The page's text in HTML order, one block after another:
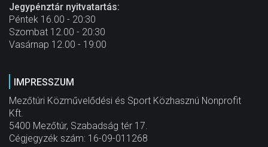
Jegypénztár nyitvatartás:
Péntek 16.00 - 20:30
Szombat 12.00 - 20:30
Vasárnap 12.00 - 19:00
IMPRESSZUM
Mezőtúri Közművelődési és Sport Közhasznú Nonprofit
Kft.
5400 Mezőtúr, Szabadság tér 17.
Cégjegyzék szám: 16-09-011268